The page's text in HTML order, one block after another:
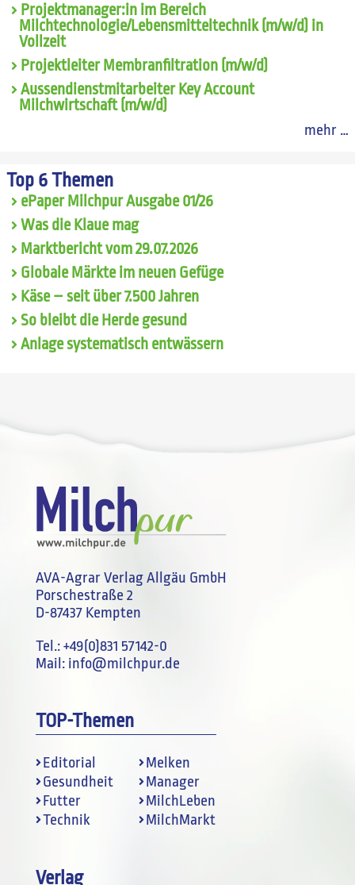
Projektmanager:in im Bereich
Milchtechnologie/Lebensmitteltechnik (m/w/d) in
Vollzeit
Projektleiter Membranfiltration (m/w/d)
Aussendienstmitarbeiter Key Account
Milchwirtschaft (m/w/d)
mehr …
Top 6 Themen
ePaper Milchpur Ausgabe 01/26
Was die Klaue mag
Marktbericht vom 29.07.2026
Globale Märkte im neuen Gefüge
Käse – seit über 7.500 Jahren
So bleibt die Herde gesund
Anlage systematisch entwässern
AVA-Agrar Verlag Allgäu GmbH
Porschestraße 2
D-87437 Kempten
Tel.:+49(0)831 57142-0
Mail: info@milchpur.de
TOP-Themen
Editorial
Gesundheit
Futter
Technik
Melken
Manager
MilchLeben
MilchMarkt
Verlag